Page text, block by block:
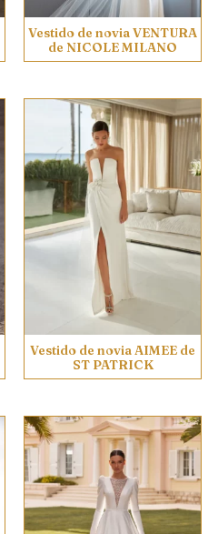
Vestido de novia VENTURA
de NICOLE MILANO
Vestido de novia AIMEE de
ST PATRICK